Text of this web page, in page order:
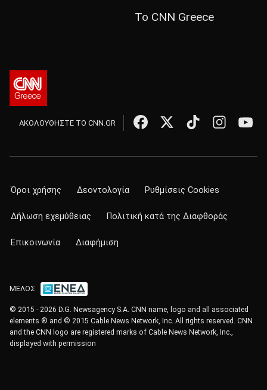
Το CNN Greece
ΑΚΟΛΟΥΘΗΣΤΕ ΤΟ CNN.GR
Όροι χρήσης Δεοντολογία Ρυθμίσεις Cookies
Δήλωση εχεμύθειας Πολιτική κατά της Διαφθοράς
Επικοινωνία Διαφήμιση
ΜΕΛΟΣ
© 2015 - 2026 D.G. Newsagency S.A. CNN name, logo and all associated
elements ® and © 2015 Cable News Network, Inc. All rights reserved. CNN
and the CNN logo are registered marks of Cable News Network, Inc.,
displayed with permission